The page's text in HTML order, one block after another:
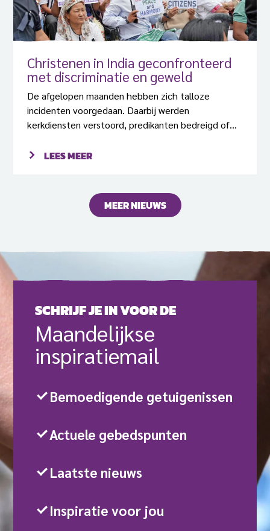
Christenen in India geconfronteerd
met discriminatie en geweld
De afgelopen maanden hebben zich talloze
incidenten voorgedaan. Daarbij werden
kerkdiensten verstoord, predikanten bedreigd of
LEES MEER
MEER NIEUWS
SCHRIJF JE IN VOOR DE
Maande­lijkse
inspiratie­mail
Bemoedigende getuigenissen
Actuele gebedspunten
Laatste nieuws
Inspiratie voor jou